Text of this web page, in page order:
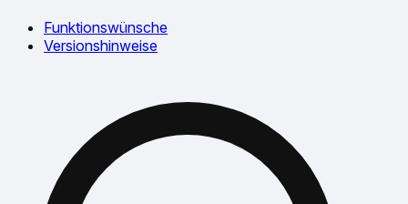
Funktionswünsche
Versionshinweise